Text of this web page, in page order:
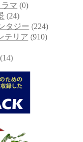
ラマ (0)
(24)
タジー (224)
テリア (910)
(14)